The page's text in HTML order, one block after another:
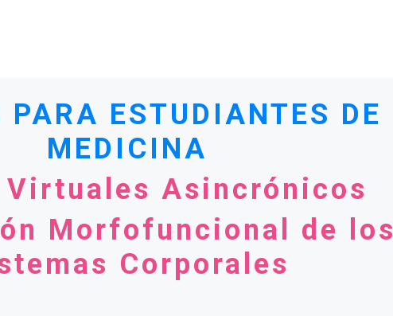
PARA ESTUDIANTES DE
MEDICINA
Virtuales Asincrónicos
Morfofuncional de los
Corporales